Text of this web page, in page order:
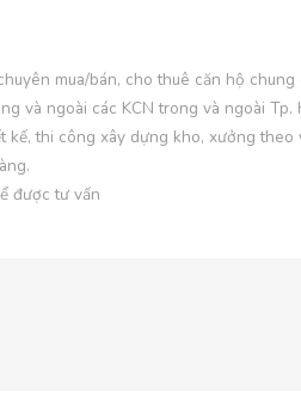
mua/bán, cho thuê căn hộ
và ngoài các KCN trong và ngoài
kế, thi công xây dựng kho, xưởng
được tư vấn